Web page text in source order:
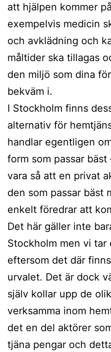
att hjälpen kommer
exempelvis medicin
och avklädning och
måltider ska tillagas
den miljö som dina
bekväm i.
I Stockholm finns
alternativ för
handlar egentligen
form som passar
vara så att en privat
den som passar bäst
enkelt föredrar att
Det här gäller inte
Stockholm men vi tar
eftersom det där
urvalet. Det är dock
själv kollar upp de
verksamma inom
det en del aktörer
tjäna pengar och